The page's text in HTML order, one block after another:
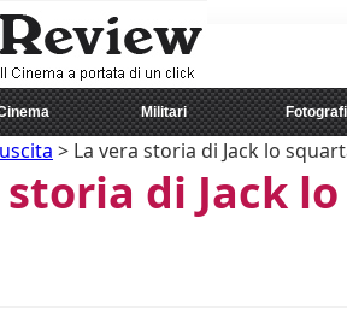
Militari
> La vera storia di Jack lo
storia di Jack